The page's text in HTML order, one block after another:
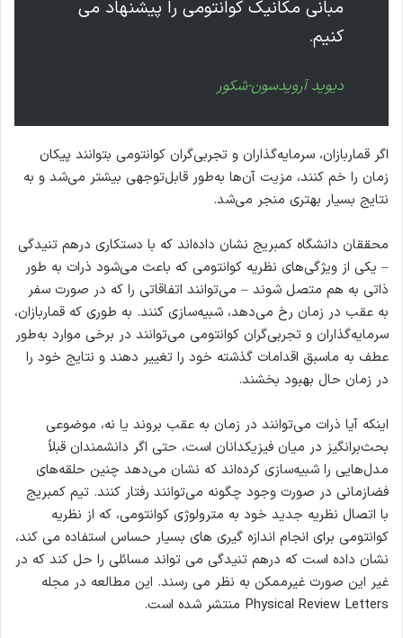
مبانی مکانیک کوانتومی را پیشنهاد می
کنیم.
دیوید آرویدسون-شکور
اگر قماربازان، سرمایه‌گذاران و تجربی‌گران کوانتومی بتوانند پیکان
زمان را خم کنند، مزیت آن‌ها به‌طور قابل‌توجهی بیشتر می‌شد و به
نتایج بسیار بهتری منجر می‌شد.
محققان دانشگاه کمبریج نشان داده‌اند که با دستکاری درهم تنیدگی
– یکی از ویژگی‌های نظریه کوانتومی که باعث می‌شود ذرات به طور
ذاتی به هم متصل شوند – می‌توانند اتفاقاتی را که در صورت سفر
به عقب در زمان رخ می‌دهد، شبیه‌سازی کنند. به طوری که قماربازان،
سرمایه‌گذاران و تجربی‌گران کوانتومی می‌توانند در برخی موارد به‌طور
عطف به ماسبق اقدامات گذشته خود را تغییر دهند و نتایج خود را
در زمان حال بهبود بخشند.
اینکه آیا ذرات می‌توانند در زمان به عقب بروند یا نه، موضوعی
بحث‌برانگیز در میان فیزیکدانان است، حتی اگر دانشمندان قبلاً
مدل‌هایی را شبیه‌سازی کرده‌اند که نشان می‌دهد چنین حلقه‌های
فضازمانی در صورت وجود چگونه می‌توانند رفتار کنند. تیم کمبریج
با اتصال نظریه جدید خود به مترولوژی کوانتومی، که از نظریه
کوانتومی برای انجام اندازه گیری های بسیار حساس استفاده می کند،
نشان داده است که درهم تنیدگی می تواند مسائلی را حل کند که در
غیر این صورت غیرممکن به نظر می رسند. این مطالعه در مجله
Physical Review Letters منتشر شده است.